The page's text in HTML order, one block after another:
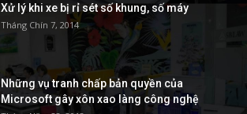
Xử lý khi xe bị rỉ sét số khung, số máy
Tháng Chín 7, 2014
Những vụ tranh chấp bản quyền của
Microsoft gây xôn xao làng công nghệ